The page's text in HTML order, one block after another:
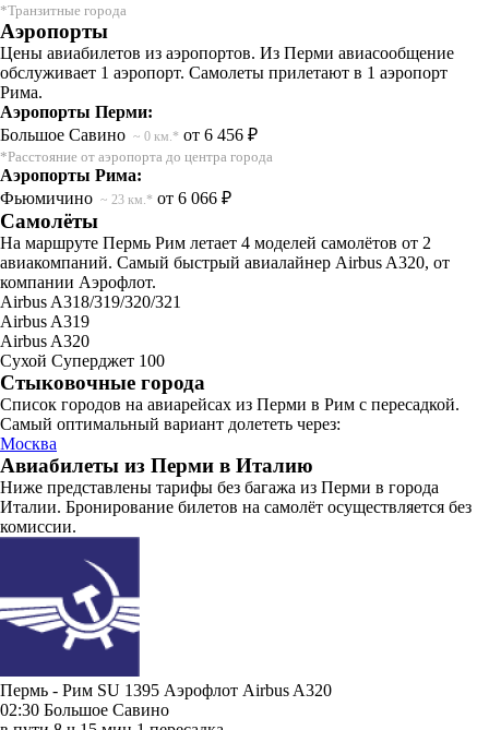
*Транзитные города
Аэропорты
Цены авиабилетов из аэропортов. Из Перми авиасообщение
обслуживает 1 аэропорт. Самолеты прилетают в 1 аэропорт
Рима.
Аэропорты Перми:
Большое Савино ~ 0 км.* от 6 456 ₽
*Расстояние от аэропорта до центра города
Аэропорты Рима:
Фьюмичино ~ 23 км.* от 6 066 ₽
Самолёты
На маршруте Пермь Рим летает 4 моделей самолётов от 2
авиакомпаний. Самый быстрый авиалайнер Airbus A320, от
компании Аэрофлот.
Airbus A318/319/320/321
Airbus A319
Airbus A320
Сухой Суперджет 100
Стыковочные города
Список городов на авиарейсах из Перми в Рим с пересадкой.
Самый оптимальный вариант долететь через:
Москва
Авиабилеты из Перми в Италию
Ниже представлены тарифы без багажа из Перми в города
Италии. Бронирование билетов на самолёт осуществляется без
комиссии.
Пермь - Рим SU 1395 Аэрофлот Airbus A320
02:30 Большое Савино